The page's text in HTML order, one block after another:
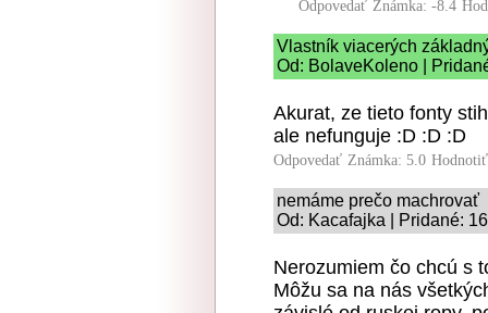
Odpovedať Známka: -8.4
Vlastník viacerých
Od: BolaveKoleno |
Akurat, ze tieto fonty
ale nefunguje :D :D :D
Odpovedať Známka: 5.0
nemáme prečo machrovať
Od: Kacafajka | Pridané:
Nerozumiem čo chcú s
Môžu sa na nás